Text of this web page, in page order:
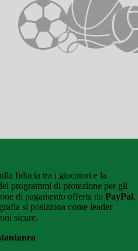
fiducia tra i giocatori e la
programmi di protezione per gli
di pagamento offerta da PayPal,
si posiziona come leader
sicure.